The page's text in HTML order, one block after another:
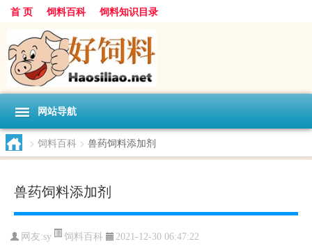
首 页 饲料百科 饲料知识目录
网站导航
> 饲料百科 > 兽药饲料添加剂
兽药饲料添加剂
网友:sy 饲料百科 2021-12-30 06:47:22